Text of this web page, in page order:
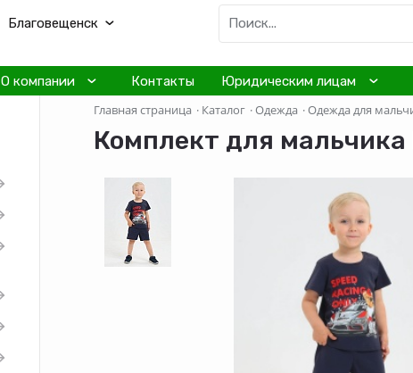
Благовещенск
О компании Контакты Юридическим лицам
Главная страница · Каталог ·Одежда ·Одежда для
Комплект для мальчика